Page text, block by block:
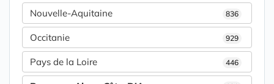
Nouvelle-Aquitaine 836
Occitanie 929
Pays de la Loire 446